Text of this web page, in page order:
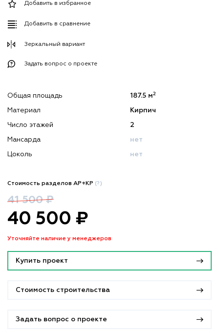
Добавить в избранное
Добавить в сравнение
Зеркальный вариант
Задать вопрос о проекте
Общая площадь 187.5 м2
Материал Кирпич
Число этажей 2
Мансарда нет
Цоколь нет
Стоимость разделов АР+КР (?)
41 500 ₽
40 500 ₽
Уточняйте наличие у менеджеров
Купить проект
Стоимость строительства
Задать вопрос о проекте